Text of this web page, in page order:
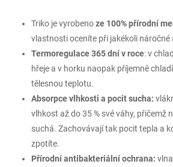
Triko je vyrobenoze 100% přírodní
vlastnosti oceníte při jakékoli náročné
Termoregulace 365 dní v roce: v
hřeje a v horku naopak příjemně
tělesnou teplotu.
Absorpce vlhkosti a pocit sucha:
vlhkost až do 35 % své váhy, přičemž
suchá. Zachovávají tak pocit tepla a
zpotíte.
Přírodní antibakteriální ochrana: